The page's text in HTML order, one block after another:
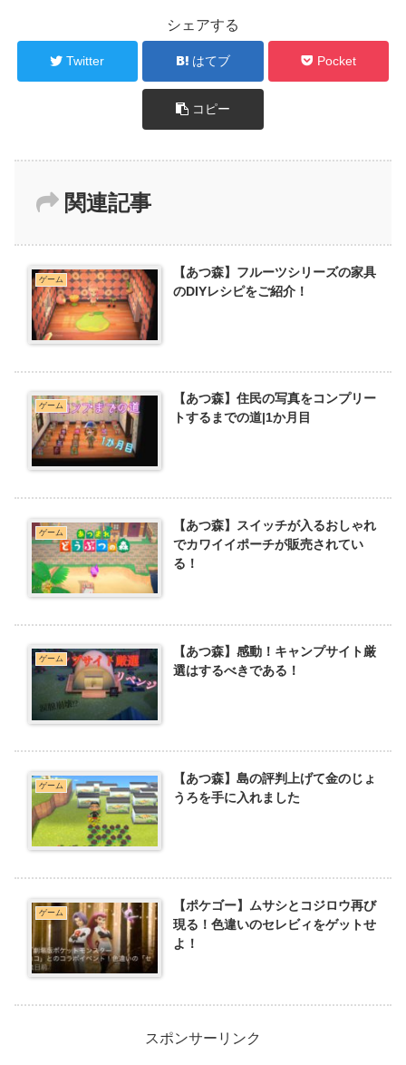
シェアする
Twitter はてブ Pocket
コピー
関連記事
ゲーム
【あつ森】フルーツシリーズの家具
のDIYレシピをご紹介！
ゲーム
【あつ森】住民の写真をコンプリー
トするまでの道|1か月目
ゲーム
【あつ森】スイッチが入るおしゃれ
でカワイイポーチが販売されてい
る！
ゲーム
【あつ森】感動！キャンプサイト厳
選はするべきである！
ゲーム
【あつ森】島の評判上げて金のじょ
うろを手に入れました
ゲーム
【ポケゴー】ムサシとコジロウ再び
現る！色違いのセレビィをゲットせ
よ！
スポンサーリンク